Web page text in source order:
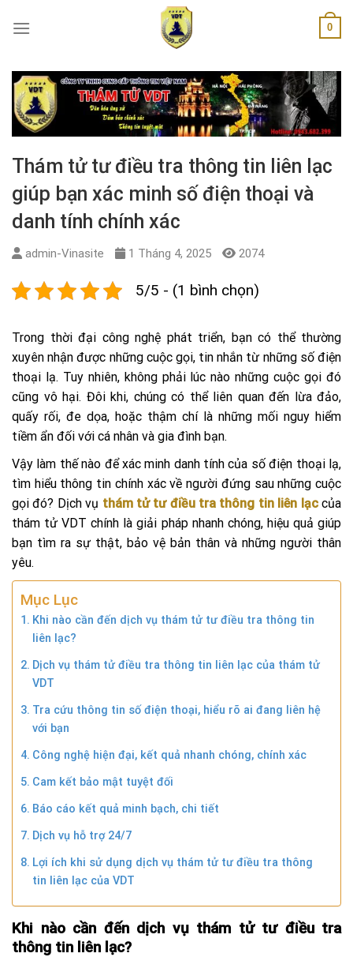
0
Thám tử tư điều tra thông tin liên lạc
giúp bạn xác minh số điện thoại và
danh tính chính xác
admin-Vinasite 1 Tháng 4, 2025 2074
5/5 - (1 bình chọn)
Trong thời đại công nghệ phát triển, bạn có thể thường
xuyên nhận được những cuộc gọi, tin nhắn từ những số điện
thoại lạ. Tuy nhiên, không phải lúc nào những cuộc gọi đó
cũng vô hại. Đôi khi, chúng có thể liên quan đến lừa đảo,
quấy rối, đe dọa, hoặc thậm chí là những mối nguy hiểm
tiềm ẩn đối với cá nhân và gia đình bạn.
Vậy làm thế nào để xác minh danh tính của số điện thoại lạ,
tìm hiểu thông tin chính xác về người đứng sau những cuộc
gọi đó? Dịch vụ thám tử tư điều tra thông tin liên lạccủa
thám tử VDT chính là giải pháp nhanh chóng, hiệu quả giúp
bạn tìm ra sự thật, bảo vệ bản thân và những người thân
yêu.
Mục Lục
Khi nào cần đến dịch vụ thám tử tư điều tra thông tin
liên lạc?
Dịch vụ thám tử điều tra thông tin liên lạc của thám tử
VDT
Tra cứu thông tin số điện thoại, hiểu rõ ai đang liên hệ
với bạn
Công nghệ hiện đại, kết quả nhanh chóng, chính xác
Cam kết bảo mật tuyệt đối
Báo cáo kết quả minh bạch, chi tiết
Dịch vụ hỗ trợ 24/7
Lợi ích khi sử dụng dịch vụ thám tử tư điều tra thông
tin liên lạc của VDT
Khi nào cần đến dịch vụ thám tử tư điều tra
thông tin liên lạc?